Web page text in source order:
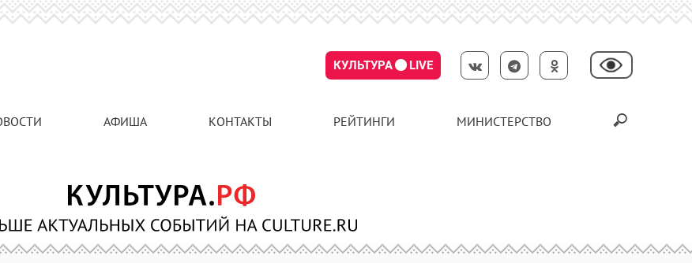
КУЛЬТУРА LIVE
АФИША КОНТАКТЫ РЕЙТИНГИ МИНИСТЕРСТВО